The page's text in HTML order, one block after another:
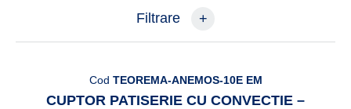
Filtrare +
Cod TEOREMA-ANEMOS-10E EM
CUPTOR PATISERIE CU CONVECTIE –